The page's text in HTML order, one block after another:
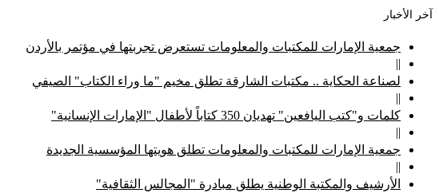
آخر الأخبار
جمعية الإمارات للمكتبات والمعلومات تستعرض تجربتها في مؤتمر بالأردن
||
لصناعة الحكاية .. مكتبات الشارقة تطلق مخيم "ما وراء الكتاب" الصيفي
||
كلمات و"كتب اليافعين" تهديان 350 كتاباً لأطفال "الإمارات الإنسانية"
||
جمعية الإمارات للمكتبات والمعلومات تطلق هويتها المؤسسية الجديدة
||
الأرشيف والمكتبة الوطنية يطلق مبادرة "المجالس الثقافية"